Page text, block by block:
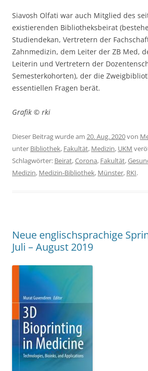
Siavosh Olfati war auch Mitglied des
existierenden Bibliotheksbeirat
Studiendekan, Vertretern der
Zahnmedizin, dem Leiter der ZB Med,
Leiterin und Vertretern der
Semesterkohorten), der die
essentiellen Fragen berät.
Grafik © rki
Dieser Beitrag wurde am 20. Aug. 2020von
unter Bibliothek, Fakultät, Medizin, UKM
Schlagwörter: Beirat,Corona, Fakultät,
Medizin, Medizin-Bibliothek, Münster, RKI.
Neue englischsprachige
Juli – August 2019